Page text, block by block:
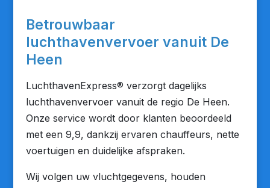
Betrouwbaar
luchthavenvervoer vanuit De
Heen
LuchthavenExpress® verzorgt dagelijks
luchthavenvervoer vanuit de regio De Heen.
Onze service wordt door klanten beoordeeld
met een 9,9, dankzij ervaren chauffeurs, nette
voertuigen en duidelijke afspraken.
Wij volgen uw vluchtgegevens, houden